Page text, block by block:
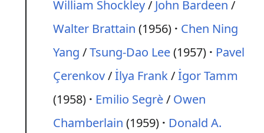
William Shockley/ John Bardeen /
Walter Brattain (1956)
Chen Ning
Yang /Tsung-Dao Lee(1957)
Pavel
Çerenkov/İlya Frank/İgor Tamm
(1958)
Emilio Segrè/ Owen
Chamberlain (1959)
Donald A.